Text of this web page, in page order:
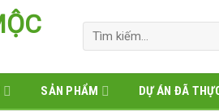
Tìm
SẢN PHẨM DỰ ÁN ĐÃ